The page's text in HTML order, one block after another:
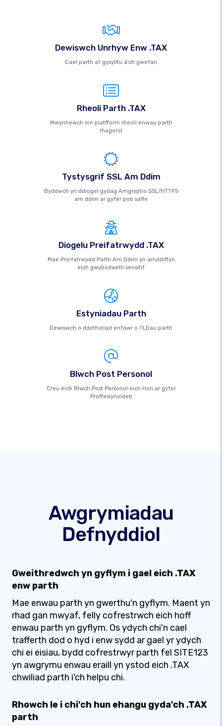
Dewiswch Unrhyw Enw .TAX
Cael parth a'i gysylltu â'ch gwefan
Rheoli Parth .TAX
Mwynhewch ein platfform rheoli enwau parth
rhagorol
Tystysgrif SSL Am Ddim
Byddwch yn ddiogel gydag Amgryptio SSL/HTTPS
am ddim ar gyfer pob safle
Diogelu Preifatrwydd .TAX
Mae Preifatrwydd Parth Am Ddim yn amddiffyn
eich gwybodaeth sensitif
Estyniadau Parth
Dewiswch o ddetholiad enfawr o TLDau parth
Blwch Post Personol
Creu eich Blwch Post Personol eich Hun ar gyfer
Proffesiynoldeb
Awgrymiadau
Defnyddiol
Gweithredwch yn gyflym i gael eich .TAX
enw parth
Mae enwau parth yn gwerthu'n gyflym. Maent yn
rhad gan mwyaf, felly cofrestrwch eich hoff
enwau parth yn gyflym. Os ydych chi'n cael
trafferth dod o hyd i enw sydd ar gael yr ydych
chi ei eisiau, bydd cofrestrwyr parth fel SITE123
yn awgrymu enwau eraill yn ystod eich .TAX
chwiliad parth i'ch helpu chi.
Rhowch le i chi'ch hun ehangu gyda'ch .TAX
parth